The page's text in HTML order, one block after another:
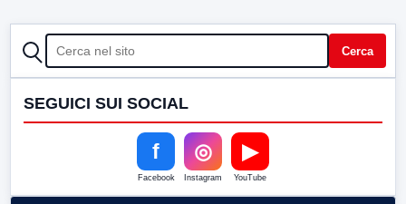
CERCA Cerca
SEGUICI SUI SOCIAL
f
Facebook
◎
Instagram
▶
YouTube